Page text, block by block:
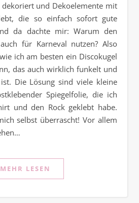
dekoriert und Dekoelemente mit
die so einfach sofort gute
da dachte mir: Warum den
für Karneval nutzen? Also
ich am besten ein Discokugel
das auch wirklich funkelt und
Die Lösung sind viele kleine
Spiegelfolie, die ich
und den Rock geklebt habe.
selbst überrascht! Vor allem
MEHR LESEN